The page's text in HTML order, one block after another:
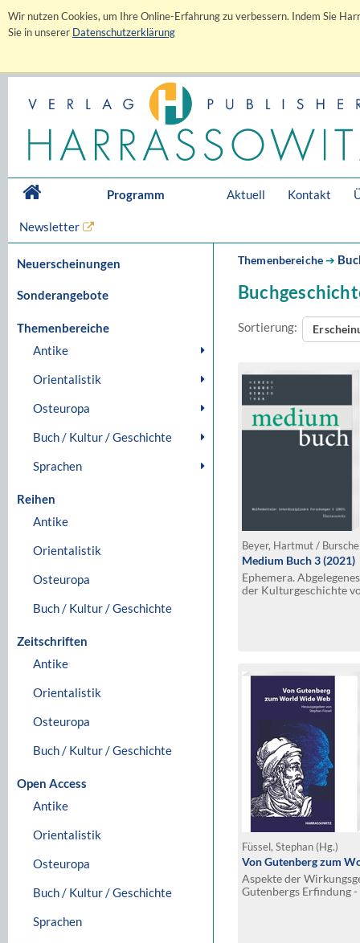
Wir nutzen Cookies, um Ihre Online-Erfahrung zu verbessern. Indem Sie
Sie in unserer Datenschutzerklärung
Programm Aktuell Kontakt
Newsletter
Neuerscheinungen
Sonderangebote
Themenbereiche
Antike
Orientalistik
Osteuropa
Buch / Kultur / Geschichte
Sprachen
Reihen
Antike
Orientalistik
Osteuropa
Buch / Kultur / Geschichte
Zeitschriften
Antike
Orientalistik
Osteuropa
Buch / Kultur / Geschichte
Open Access
Antike
Orientalistik
Osteuropa
Buch / Kultur / Geschichte
Sprachen
Themenbereiche➔
Sortierung:
Beyer, Hartmut /
Medium Buch 3 (2021)
Ephemera.
der Kulturgeschichte
Füssel, Stephan (Hg.)
Von Gutenberg zum
Aspekte der
Gutenbergs Erfindung